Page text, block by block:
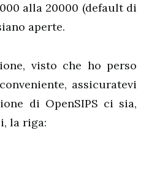
alla 20000 (default di
aperte.
visto che ho perso
assicuratevi
di OpenSIPS ci sia,
la riga: